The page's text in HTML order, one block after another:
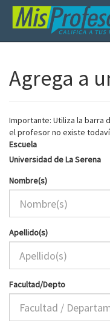
Agrega a
Importante: Utiliza la barra
el profesor no existe
Escuela
Universidad de La Serena
Nombre(s)
Apellido(s)
Facultad/Depto